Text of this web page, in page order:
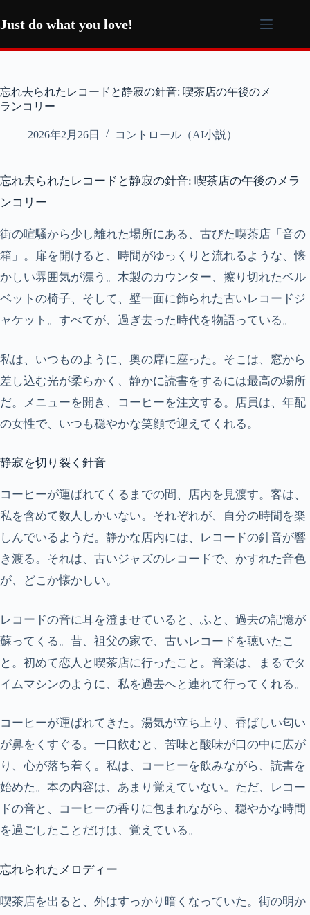
ン
ン
ス
キ
Just do what you love!
忘れ去られたレコードと静寂の針音: 喫茶店の午後のメ
ランコリー
2026年2月26日 コントロール（AI小説）
忘れ去られたレコードと静寂の針音: 喫茶店の午後のメラ
ンコリー
街の喧騒から少し離れた場所にある、古びた喫茶店「音の
箱」。扉を開けると、時間がゆっくりと流れるような、懐
かしい雰囲気が漂う。木製のカウンター、擦り切れたベル
ベットの椅子、そして、壁一面に飾られた古いレコードジ
ャケット。すべてが、過ぎ去った時代を物語っている。
私は、いつものように、奥の席に座った。そこは、窓から
差し込む光が柔らかく、静かに読書をするには最高の場所
だ。メニューを開き、コーヒーを注文する。店員は、年配
の女性で、いつも穏やかな笑顔で迎えてくれる。
静寂を切り裂く針音
コーヒーが運ばれてくるまでの間、店内を見渡す。客は、
私を含めて数人しかいない。それぞれが、自分の時間を楽
しんでいるようだ。静かな店内には、レコードの針音が響
き渡る。それは、古いジャズのレコードで、かすれた音色
が、どこか懐かしい。
レコードの音に耳を澄ませていると、ふと、過去の記憶が
蘇ってくる。昔、祖父の家で、古いレコードを聴いたこ
と。初めて恋人と喫茶店に行ったこと。音楽は、まるでタ
イムマシンのように、私を過去へと連れて行ってくれる。
コーヒーが運ばれてきた。湯気が立ち上り、香ばしい匂い
が鼻をくすぐる。一口飲むと、苦味と酸味が口の中に広が
り、心が落ち着く。私は、コーヒーを飲みながら、読書を
始めた。本の内容は、あまり覚えていない。ただ、レコー
ドの音と、コーヒーの香りに包まれながら、穏やかな時間
を過ごしたことだけは、覚えている。
忘れられたメロディー
喫茶店を出ると、外はすっかり暗くなっていた。街の明か